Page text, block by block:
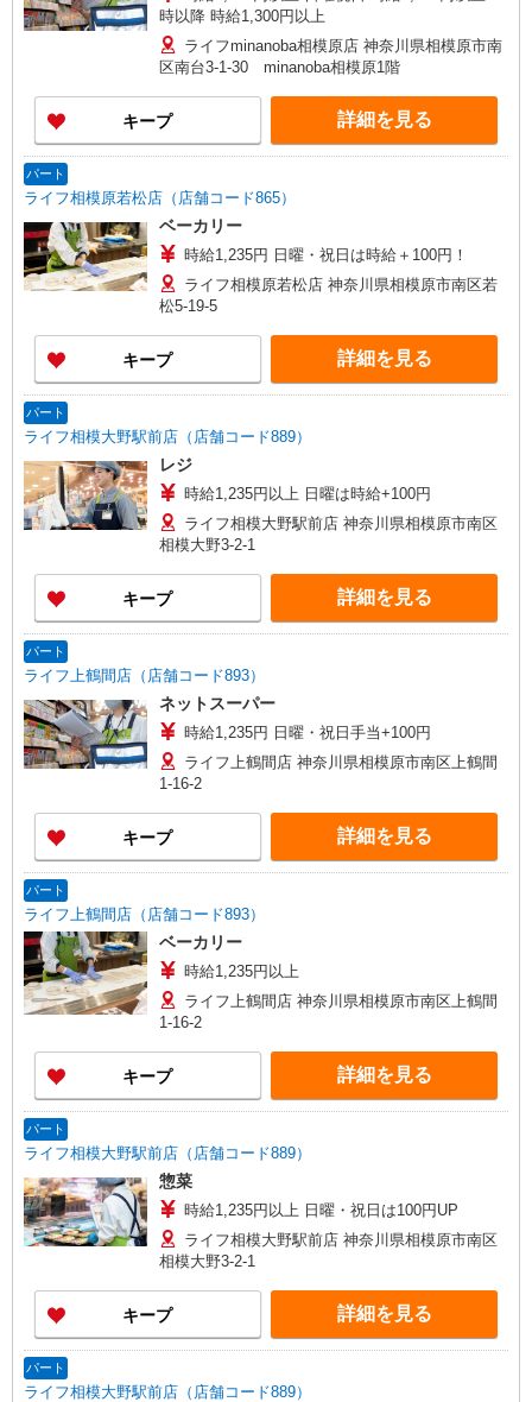
時以降 時給1,300円以上
ライフminanoba相模原店 神奈川県相模原市南
区南台3-1-30 minanoba相模原1階
キープ 詳細を見る
パート
ライフ相模原若松店（店舗コード865）
ベーカリー
時給1,235円 日曜・祝日は時給＋100円！
ライフ相模原若松店 神奈川県相模原市南区若
松5-19-5
キープ 詳細を見る
パート
ライフ相模大野駅前店（店舗コード889）
レジ
時給1,235円以上 日曜は時給+100円
ライフ相模大野駅前店 神奈川県相模原市南区
相模大野3-2-1
キープ 詳細を見る
パート
ライフ上鶴間店（店舗コード893）
ネットスーパー
時給1,235円 日曜・祝日手当+100円
ライフ上鶴間店 神奈川県相模原市南区上鶴間
1-16-2
キープ 詳細を見る
パート
ライフ上鶴間店（店舗コード893）
ベーカリー
時給1,235円以上
ライフ上鶴間店 神奈川県相模原市南区上鶴間
1-16-2
キープ 詳細を見る
パート
ライフ相模大野駅前店（店舗コード889）
惣菜
時給1,235円以上 日曜・祝日は100円UP
ライフ相模大野駅前店 神奈川県相模原市南区
相模大野3-2-1
キープ 詳細を見る
パート
ライフ相模大野駅前店（店舗コード889）